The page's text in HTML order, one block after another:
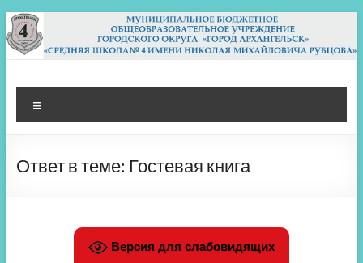
Перейти
к
содержимому
МБОУ СШ 4
Архангельск
Ответ в теме: Гостевая книга
Версия для слабовидящих